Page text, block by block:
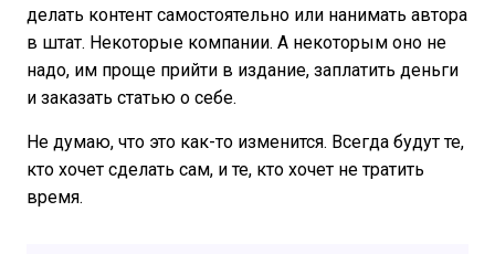
делать контент самостоятельно или нанимать автора
в штат. Некоторые компании. А некоторым оно не
надо, им проще прийти в издание, заплатить деньги
и заказать статью о себе.
Не думаю, что это как-то изменится. Всегда будут те,
кто хочет сделать сам, и те, кто хочет не тратить
время.